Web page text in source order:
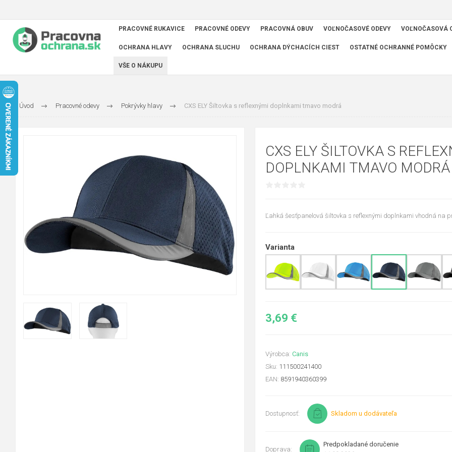
PRACOVNÉ RUKAVICE PRACOVNÉ ODEVY PRACOVNÁ OBUV VOĽNOČASOVÉ ODEVY VOĽNOČASOVÁ
OCHRANA HLAVY OCHRANA SLUCHU OCHRANA DÝCHACÍCH CIEST OSTATNÉ OCHRANNÉ POMÔCKY
VŠE O NÁKUPU
Úvod Pracovné odevy Pokrývky hlavy CXS ELY Šiltovka s reflexnými doplnkami tmavo modrá
CXS ELY ŠILTOVKA S
DOPLNKAMI TMAVO MODRÁ
Ľahká šesťpanelová šiltovka s reflexnými doplnkami vhodná na
Varianta
3,69 €
Výrobca: Canis
Sku: 111500241400
EAN: 8591940360399
Dostupnosť: Skladom u dodávateľa
Doprava:
Predpokladané doručenie